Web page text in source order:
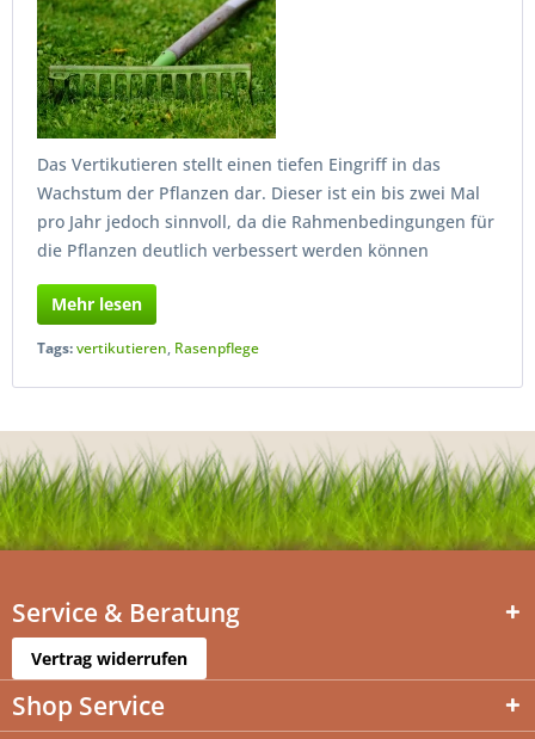
Das Vertikutieren stellt einen tiefen Eingriff in das
Wachstum der Pflanzen dar. Dieser ist ein bis zwei Mal
pro Jahr jedoch sinnvoll, da die Rahmenbedingungen für
die Pflanzen deutlich verbessert werden können
Mehr lesen
Tags:vertikutieren, Rasenpflege
Service & Beratung
Vertrag widerrufen
Shop Service